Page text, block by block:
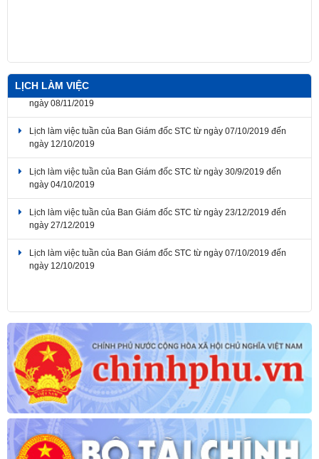
LỊCH LÀM VIỆC
Lịch làm việc tuần của Ban Giám đốc STC từ ngày 04/11/2019 đến
ngày 08/11/2019
Lịch làm việc tuần của Ban Giám đốc STC từ ngày 07/10/2019 đến
ngày 12/10/2019
Lịch làm việc tuần của Ban Giám đốc STC từ ngày 30/9/2019 đến
ngày 04/10/2019
Lịch làm việc tuần của Ban Giám đốc STC từ ngày 23/12/2019 đến
ngày 27/12/2019
Lịch làm việc tuần của Ban Giám đốc STC từ ngày 07/10/2019 đến
ngày 12/10/2019